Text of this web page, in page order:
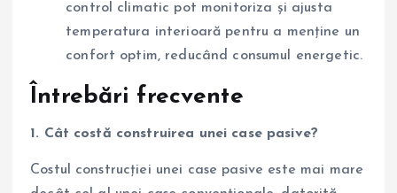
control climatic pot monitoriza și ajusta
temperatura interioară pentru a menține un
confort optim, reducând consumul energetic.
Întrebări frecvente
1. Cât costă construirea unei case pasive?
Costul construcției unei case pasive este mai mare